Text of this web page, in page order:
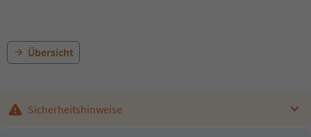
Übersicht
Sicherheitshinweise